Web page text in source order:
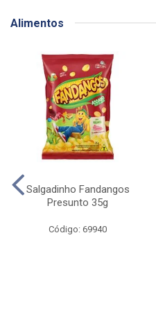
Alimentos
Salgadinho Fandangos
Presunto 35g
Código: 69940